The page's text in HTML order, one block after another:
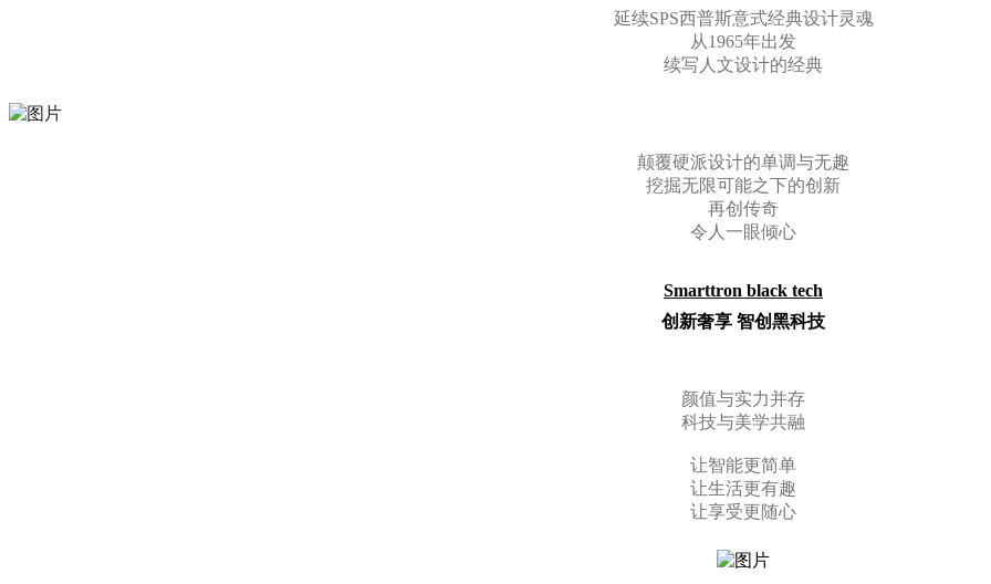
延续SPS西普斯意式经典设计灵魂
从1965年出发
续写人文设计的经典
颠覆硬派设计的单调与无趣
挖掘无限可能之下的创新
再创传奇
令人一眼倾心
Smarttron black tech
创新奢享 智创黑科技
颜值与实力并存
科技与美学共融
让智能更简单
让生活更有趣
让享受更随心